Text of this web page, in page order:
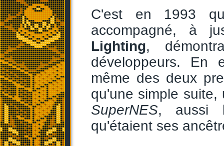
C'est en 1993
accompagné, à
Lighting,
développeurs. En
même des deux
qu'une simple
SuperNES, aussi
qu'étaient ses